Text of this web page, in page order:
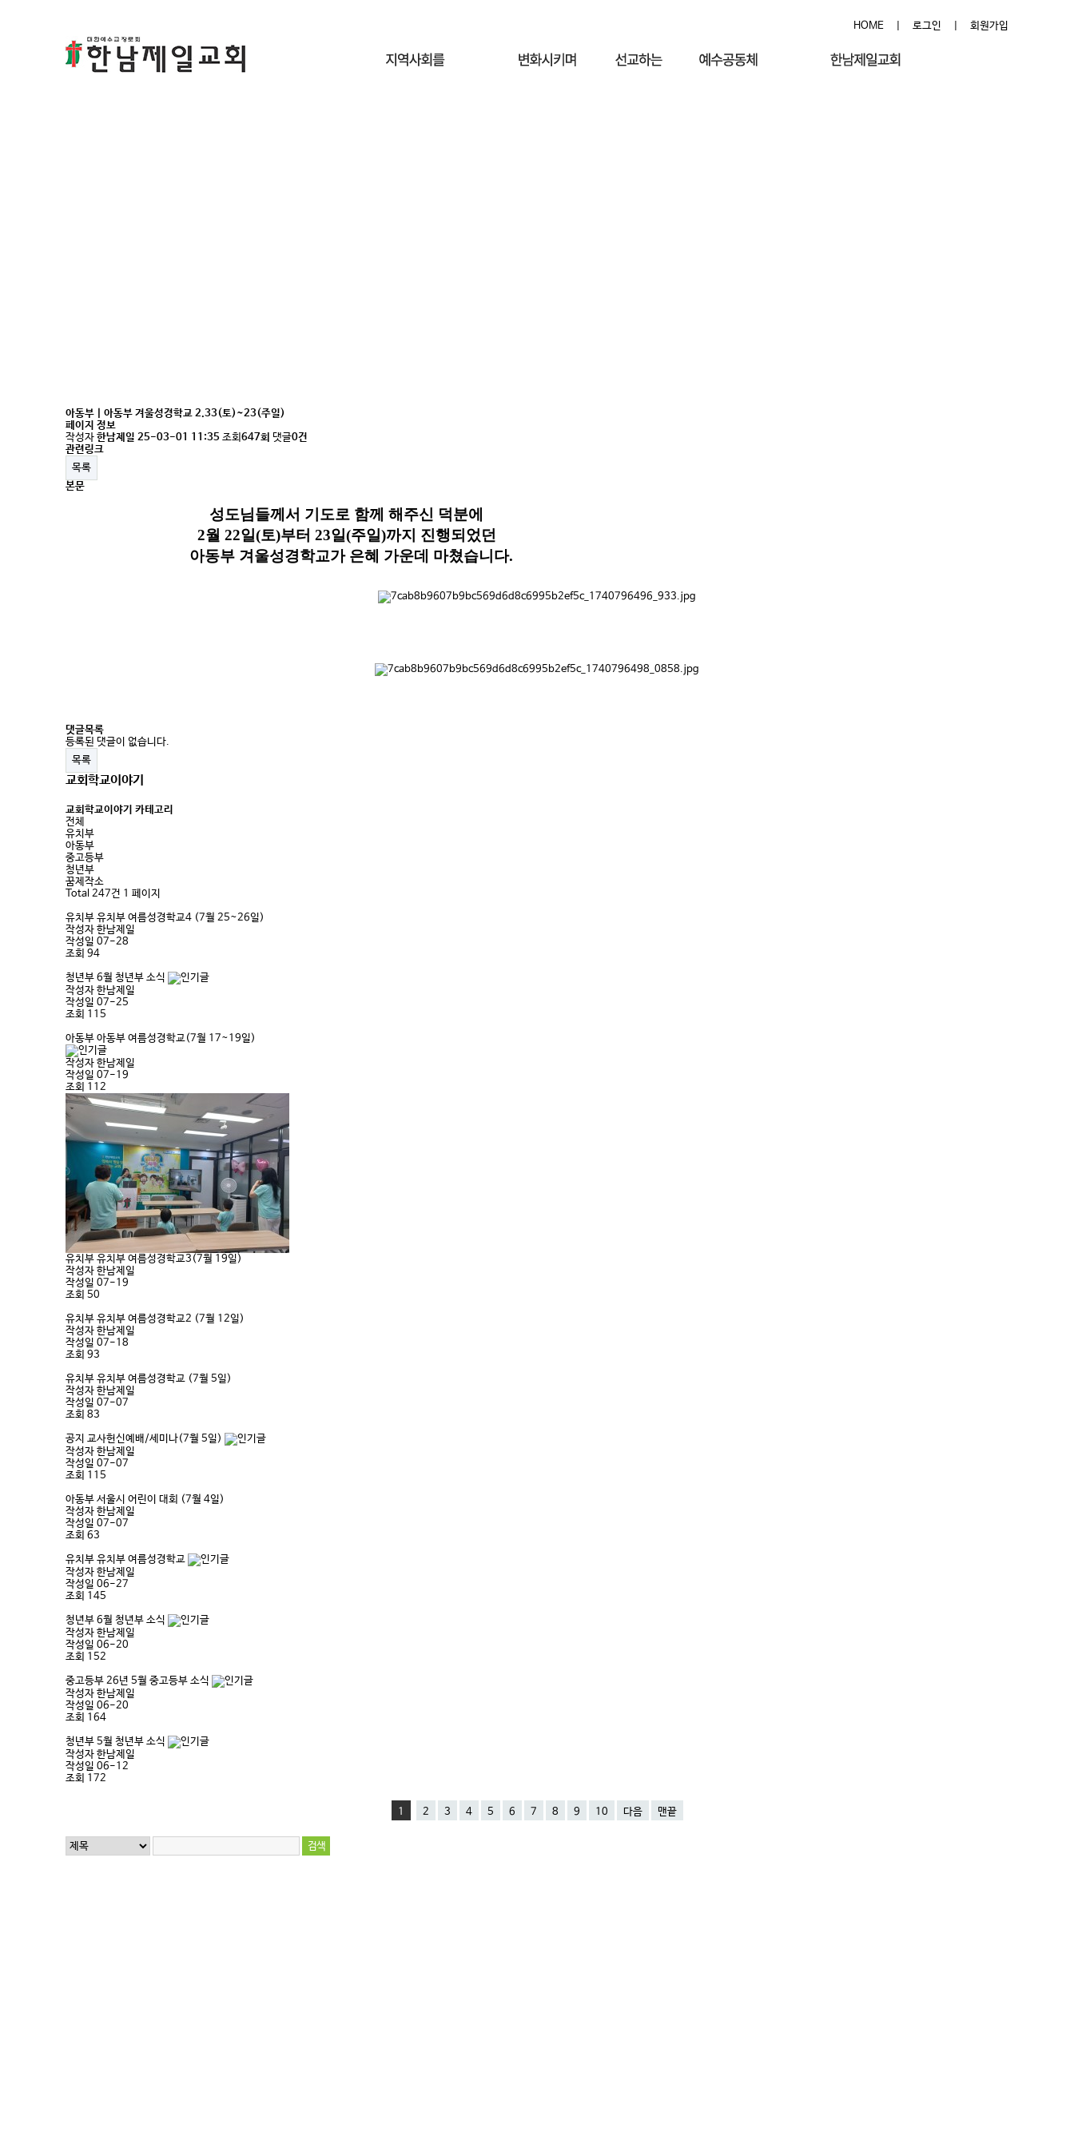
HOME 로그인 회원가입
아동부 | 아동부 겨울성경학교 2.33(토)~23(주일)
페이지 정보
작성자 한남제일 25-03-01 11:35 조회 647회 댓글0건
관련링크
목록
본문
성도님들께서 기도로 함께 해주신 덕분에
2월 22일(토)부터 23일(주일)까지 진행되었던
아동부 겨울성경학교가 은혜 가운데 마쳤습니다.
댓글목록
등록된 댓글이 없습니다.
목록
교회학교이야기
교회학교이야기 카테고리
전체
유치부
아동부
중고등부
청년부
꿈제작소
Total 247건 1 페이지
유치부 유치부 여름성경학교4 (7월 25~26일)
작성자 한남제일
작성일 07-28
조회 94
청년부 6월 청년부 소식
작성자 한남제일
작성일 07-25
조회 115
아동부 아동부 여름성경학교(7월 17~19일)
작성자 한남제일
작성일 07-19
조회 112
유치부 유치부 여름성경학교3(7월 19일)
작성자 한남제일
작성일 07-19
조회 50
유치부 유치부 여름성경학교2 (7월 12일)
작성자 한남제일
작성일 07-18
조회 93
유치부 유치부 여름성경학교 (7월 5일)
작성자 한남제일
작성일 07-07
조회 83
공지 교사헌신예배/세미나(7월 5일)
작성자 한남제일
작성일 07-07
조회 115
아동부 서울시 어린이 대회 (7월 4일)
작성자 한남제일
작성일 07-07
조회 63
유치부 유치부 여름성경학교
작성자 한남제일
작성일 06-27
조회 145
청년부 6월 청년부 소식
작성자 한남제일
작성일 06-20
조회 152
중고등부 26년 5월 중고등부 소식
작성자 한남제일
작성일 06-20
조회 164
청년부 5월 청년부 소식
작성자 한남제일
작성일 06-12
조회 172
1 2 3 4 5 6 7 8 9 10 다음 맨끝